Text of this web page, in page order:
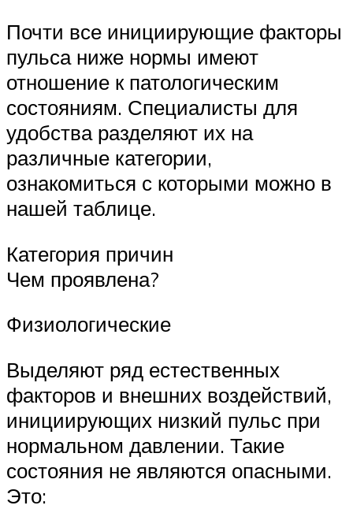
Почти все инициирующие факторы
пульса ниже нормы имеют
отношение к патологическим
состояниям. Специалисты для
удобства разделяют их на
различные категории,
ознакомиться с которыми можно в
нашей таблице.
Категория причин
Чем проявлена?
Физиологические
Выделяют ряд естественных
факторов и внешних воздействий,
инициирующих низкий пульс при
нормальном давлении. Такие
состояния не являются опасными.
Это: